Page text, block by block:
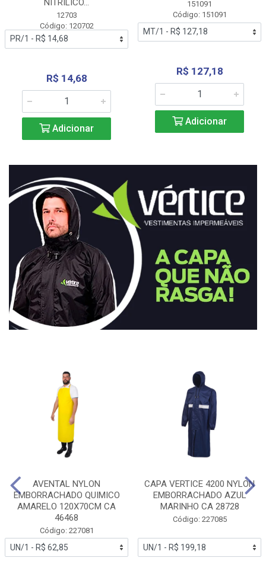
NITRÍLICO...
12703
Código: 120702
R$ 14,68
Adicionar
151091
Código: 151091
R$ 127,18
Adicionar
AVENTAL NYLON
EMBORRACHADO QUIMICO
AMARELO 120X70CM CA
46468
Código: 227081
CAPA VERTICE 4200 NYLON
EMBORRACHADO AZUL
MARINHO CA 28728
Código: 227085